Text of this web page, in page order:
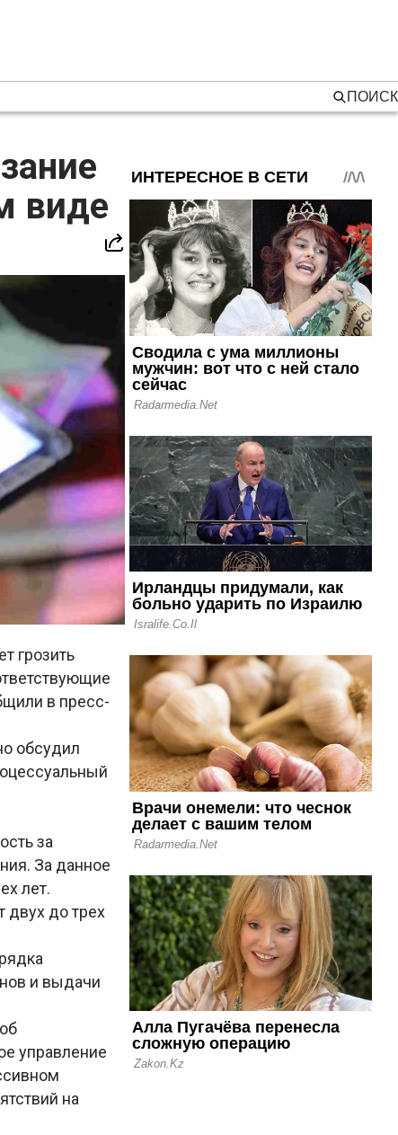
ПОИСК
виде
грозить
в пресс-
обсудил
за
За данное
лет.
двух до трех
и выдачи
управление
на